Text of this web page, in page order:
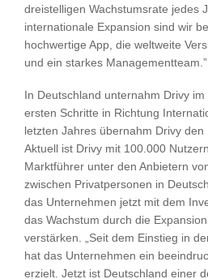
dreistelligen Wachstumsrate jedes
internationale Expansion sind wir
hochwertige App, die weltweite
und ein starkes Managementteam.”
In Deutschland unternahm Drivy
ersten Schritte in Richtung
letzten Jahres übernahm Drivy den
Aktuell ist Drivy mit 100.000
Marktführer unter den Anbietern
zwischen Privatpersonen in
das Unternehmen jetzt mit dem
das Wachstum durch die
verstärken. „Seit dem Einstieg in
hat das Unternehmen ein
erzielt. Jetzt ist Deutschland einer